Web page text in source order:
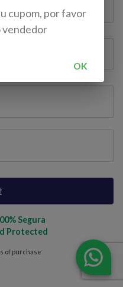
de Identidade
Segura
Protected
of purchase
cupom, por favor
vendedor
OK